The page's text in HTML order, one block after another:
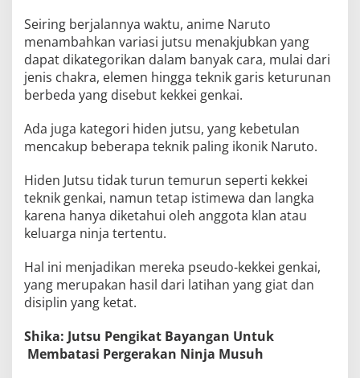
Seiring berjalannya waktu, anime Naruto
menambahkan variasi jutsu menakjubkan yang
dapat dikategorikan dalam banyak cara, mulai dari
jenis chakra, elemen hingga teknik garis keturunan
berbeda yang disebut kekkei genkai.
Ada juga kategori hiden jutsu, yang kebetulan
mencakup beberapa teknik paling ikonik Naruto.
Hiden Jutsu tidak turun temurun seperti kekkei
teknik genkai, namun tetap istimewa dan langka
karena hanya diketahui oleh anggota klan atau
keluarga ninja tertentu.
Hal ini menjadikan mereka pseudo-kekkei genkai,
yang merupakan hasil dari latihan yang giat dan
disiplin yang ketat.
Shika: Jutsu Pengikat Bayangan Untuk
Membatasi Pergerakan Ninja Musuh